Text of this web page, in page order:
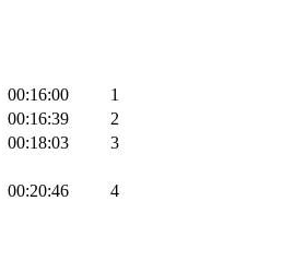
00:16:00
1
00:16:39
2
00:18:03
3
00:20:46 4